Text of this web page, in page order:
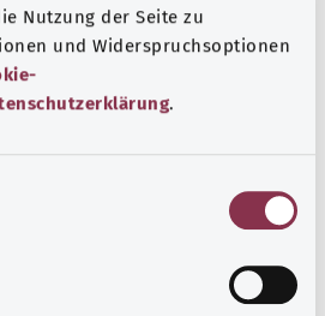
Nutzung der Seite zu
und Widerspruchsoptionen
.
المزيد من المقالات